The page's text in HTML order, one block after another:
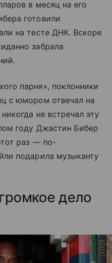
в месяц на его
готовили
на тесте ДНК. Вскоре
забрала
парня», поклонники
с юмором отвечал на
не встречал эту
году Джастин Бибер
раз — по-
подарила музыканту
дело